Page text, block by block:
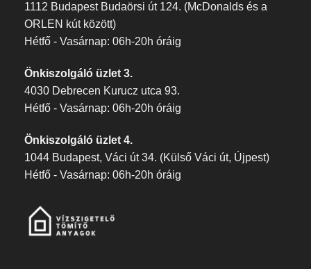
1112 Budapest Budaörsi út 124. (McDonalds és a
ORLEN kút között)
Hétfő - Vasárnap: 06h-20h óráig
Önkiszolgáló üzlet 3.
4030 Debrecen Kurucz utca 93.
Hétfő - Vasárnap: 06h-20h óráig
Önkiszolgáló üzlet 4.
1044 Budapest, Váci út 34. (Külső Váci út, Újpest)
Hétfő - Vasárnap: 06h-20h óráig